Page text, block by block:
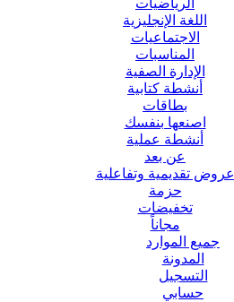
الرياضيات
اللغة الإنجليزية
الاجتماعيات
المناسبات
الإدارة الصفية
أنشطة كتابية
بطاقات
اصنعها بنفسك
أنشطة عملية
عن بعد
عروض تقديمية وتفاعلية
حزمة
تخفيضات
مجاناً
جميع الموارد
المدونة
التسجيل
حسابي